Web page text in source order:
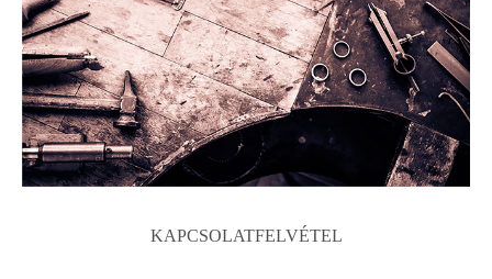
KAPCSOLATFELVÉTEL